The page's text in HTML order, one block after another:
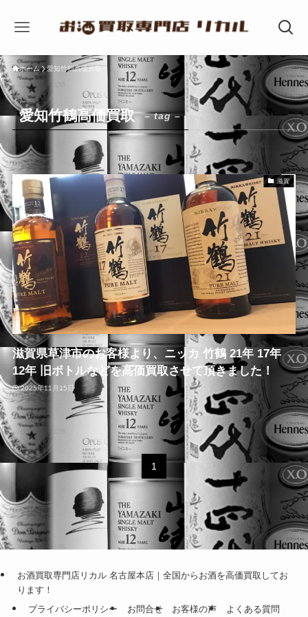
ホーム 愛知竹鶴高価買取
愛知竹鶴高価買取 – tag –
滋賀
滋賀県草津市のお客様より、ニッカ 竹鶴 21年 17年
12年 旧ボトルなどを高価買取させて頂きました！
2025年11月15日
1
お酒買取専門店リカル 名古屋本店｜全国からお酒を高価買取してお
ります！
プライバシーポリシー
お問合せ お客様の声 よくある質問